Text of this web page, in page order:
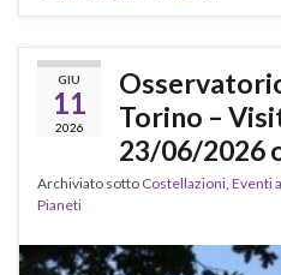
GIU
11
2026
Torino –
23/06/2026
Archiviato sotto Costellazioni, Eventi
Pianeti